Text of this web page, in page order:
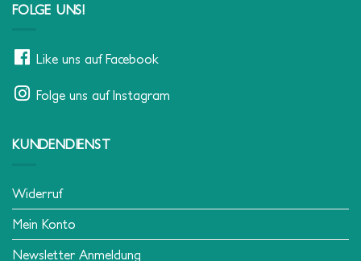
FOLGE UNS!
Like uns auf Facebook
Folge uns auf Instagram
KUNDENDIENST
Widerruf
Mein Konto
Newsletter Anmeldung